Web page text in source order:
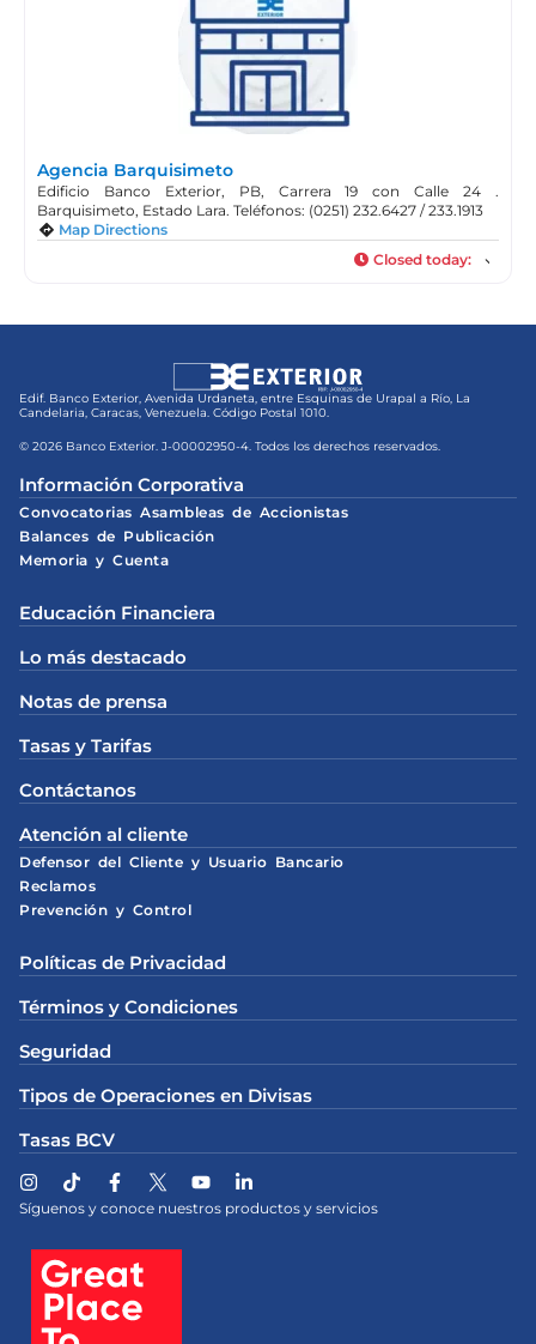
Agencia Barquisimeto
Edificio Banco Exterior, PB, Carrera 19 con Calle 24 .
Barquisimeto, Estado Lara. Teléfonos: (0251) 232.6427 / 233.1913
Map Directions
Closed today:
Edif. Banco Exterior, Avenida Urdaneta, entre Esquinas de Urapal a Río, La
Candelaria, Caracas, Venezuela. Código Postal 1010.
© 2026 Banco Exterior. J-00002950-4. Todos los derechos reservados.
Información Corporativa
Convocatorias Asambleas de Accionistas
Balances de Publicación
Memoria y Cuenta
Educación Financiera
Lo más destacado
Notas de prensa
Tasas y Tarifas
Contáctanos
Atención al cliente
Defensor del Cliente y Usuario Bancario
Reclamos
Prevención y Control
Políticas de Privacidad
Términos y Condiciones
Seguridad
Tipos de Operaciones en Divisas
Tasas BCV
Síguenos y conoce nuestros productos y servicios